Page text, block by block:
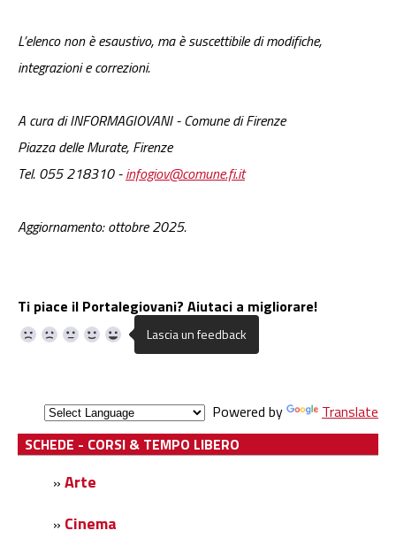
L’elenco non è esaustivo, ma è suscettibile di modifiche,
integrazioni e correzioni.
A cura di INFORMAGIOVANI - Comune di Firenze
Piazza delle Murate, Firenze
Tel. 055 218310 -infogiov@comune.fi.it
Aggiornamento: ottobre 2025.
Ti piace il Portalegiovani? Aiutaci a migliorare!
Powered by
Translate
SCHEDE - CORSI & TEMPO LIBERO
» Arte
» Cinema